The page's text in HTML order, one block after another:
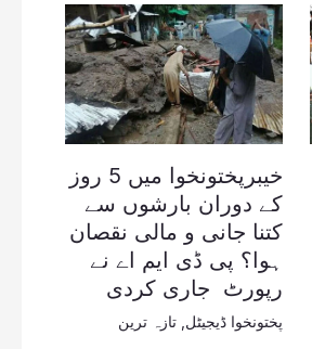
خیبرپختونخوا میں 5 روز
کے دوران بارشوں سے
کتنا جانی و مالی نقصان
ہوا؟ پی ڈی ایم اے نے
رپورٹ جاری کردی
پختونخوا ڈیجیٹل تازہ ترین